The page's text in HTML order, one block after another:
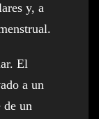
y, a
El
a un
de un